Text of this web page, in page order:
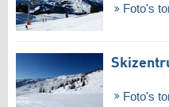
Foto's
Foto's